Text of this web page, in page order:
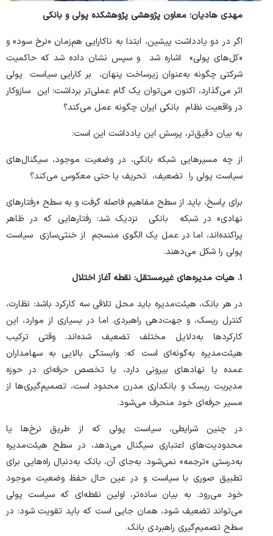
مهدی هادیان؛ معاون پژوهشی پژوهشکده پولی و بانکی
اگر در دو یادداشت پیشین، ابتدا به ناکارایی هم‌زمان «نرخ سود» و
«کل‌های پولی» اشاره شد و سپس نشان داده شد که حاکمیت
شرکتی چگونه به‌عنوان زیرساخت پنهان، بر کارایی سیاست پولی
اثر می‌گذارد، اکنون می‌توان یک گام عملی‌تر برداشت: این سازوکار
در واقعیت نظام بانکی ایران چگونه عمل می‌کند؟
به بیان دقیق‌تر، پرسش این یادداشت این است:
از چه مسیر‌هایی شبکه بانکی، در وضعیت موجود، سیگنال‌های
سیاست پولی را تضعیف، تحریف یا حتی معکوس می‌کند؟
برای پاسخ، باید از سطح مفاهیم فاصله گرفت و به سطح «رفتار‌های
نهادی» در شبکه بانکی نزدیک شد؛ رفتار‌هایی که در ظاهر
پراکنده‌اند، اما در عمل یک الگوی منسجم از خنثی‌سازی سیاست
پولی را شکل می‌دهند.
۱. هیات‌ مدیره‌های غیرمستقل: نقطه آغاز اختلال
در هر بانک، هیئت‌مدیره باید محل تلاقی سه کارکرد باشد: نظارت،
کنترل ریسک، و جهت‌دهی راهبردی. اما در بسیاری از موارد، این
کارکرد‌ها به‌دلایل مختلف تضعیف شده‌اند. وقتی ترکیب
هیئت‌مدیره به‌گونه‌ای است که: وابستگی بالایی به سهامداران
عمده یا نهاد‌های بیرونی دارد، یا تخصص حرفه‌ای در حوزه
مدیریت ریسک و بانکداری مدرن محدود است، تصمیم‌گیری‌ها از
مسیر حرفه‌ای خود منحرف می‌شود.
در چنین شرایطی، سیاست پولی که از طریق نرخ‌ها یا
محدودیت‌های اعتباری سیگنال می‌دهد، در سطح هیئت‌مدیره
به‌درستی «ترجمه» نمی‌شود. به‌جای آن، بانک به‌دنبال راه‌هایی برای
تطبیق صوری با سیاست و در عین حال حفظ وضعیت موجود
خود می‌رود. به بیان ساده‌تر، اولین نقطه‌ای که سیاست پولی
می‌تواند تضعیف شود، همان جایی است که باید تقویت شود: در
سطح تصمیم‌گیری راهبردی بانک.